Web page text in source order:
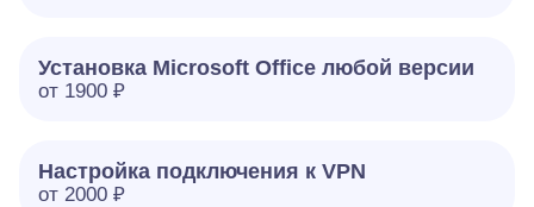
Установка Microsoft Office любой версии
от 1900 ₽
Настройка подключения к VPN
от 2000 ₽